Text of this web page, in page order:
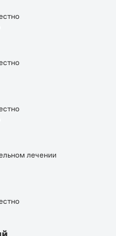
лечении